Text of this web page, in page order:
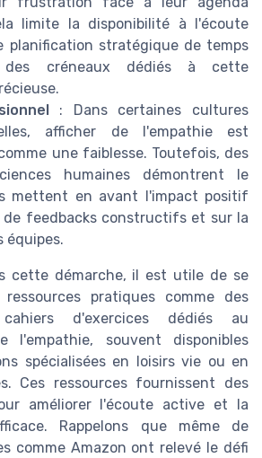
limite la disponibilité à l'écoute
planification stratégique de temps
créneaux dédiés à cette
: Dans certaines cultures
afficher de l'empathie est
une faiblesse. Toutefois, des
humaines démontrent le
mettent en avant l'impact positif
de feedbacks constructifs et sur la
équipes.
cette démarche, il est utile de se
pratiques comme des
d'exercices dédiés au
l'empathie, souvent disponibles
spécialisées en loisirs vie ou en
Ces ressources fournissent des
améliorer l'écoute active et la
Rappelons que même de
comme Amazon ont relevé le défi